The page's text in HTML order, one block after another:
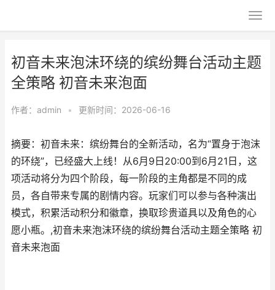
初音未来泡沫环绕的缤纷舞台活动主题
全策略 初音未来泡面
作者： admin • 更新时间：2026-06-16
摘要：初音未来：缤纷舞台的全新活动，名为“置身于泡沫
的环绕”，已经盛大上线！从6月9日20:00到6月21日，这
项活动将分为四个阶段，每一阶段的主角都是不同的成
员，各自带来专属的剧情内容。玩家们可以参与各种演出
模式，积累活动积分和徽章，换取珍贵道具以及角色的心
愿小瓶。,初音未来泡沫环绕的缤纷舞台活动主题全策略 初
音未来泡面